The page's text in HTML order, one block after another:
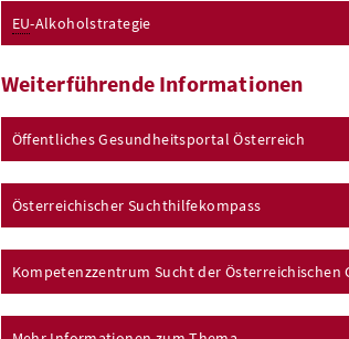
EU-Alkoholstrategie
Weiterführende Informationen
Öffentliches Gesundheitsportal Österreich
Österreichischer Suchthilfekompass
Kompetenzzentrum Sucht der Österreichischen